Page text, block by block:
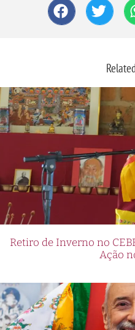
Retiro de Inverno no
Ação